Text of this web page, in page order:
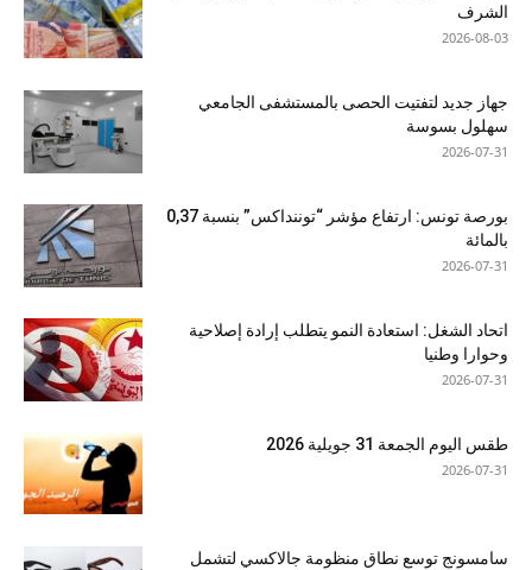
الشرف
2026-08-03
جهاز جديد لتفتيت الحصى بالمستشفى الجامعي
سهلول بسوسة
2026-07-31
بورصة تونس: ارتفاع مؤشر “توننداكس” بنسبة 0,37
بالمائة
2026-07-31
اتحاد الشغل: استعادة النمو يتطلب إرادة إصلاحية
وحوارا وطنيا
2026-07-31
طقس اليوم الجمعة 31 جويلية 2026
2026-07-31
سامسونج توسع نطاق منظومة جالاكسي لتشمل